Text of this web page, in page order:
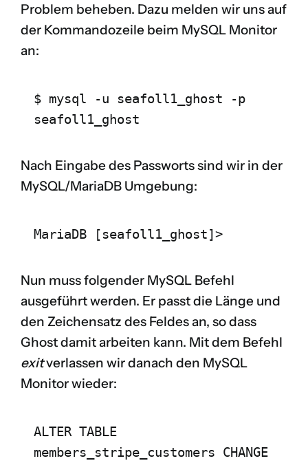
Problem beheben. Dazu melden wir uns auf
der Kommandozeile beim MySQL Monitor
an:
$ mysql -u seafoll1_ghost -p
seafoll1_ghost
Nach Eingabe des Passworts sind wir in der
MySQL/MariaDB Umgebung:
MariaDB [seafoll1_ghost]>
Nun muss folgender MySQL Befehl
ausgeführt werden. Er passt die Länge und
den Zeichensatz des Feldes an, so dass
Ghost damit arbeiten kann. Mit dem Befehl
exitverlassen wir danach den MySQL
Monitor wieder:
members_stripe_customers